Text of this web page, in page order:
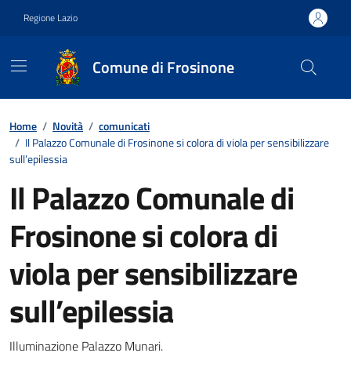
Regione Lazio
Comune di Frosinone
Contenuti in evidenza
Home / Novità / comunicati
/ Il Palazzo Comunale di Frosinone si colora di viola per sensibilizzare
sull’epilessia
Il Palazzo Comunale di
Frosinone si colora di
viola per sensibilizzare
sull’epilessia
Dettagli della notizia
Illuminazione Palazzo Munari.